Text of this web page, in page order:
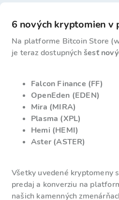
6 nových kryptomien v
Na platforme Bitcoin Store
je teraz dostupných šesť
Falcon Finance (FF)
OpenEden (EDEN)
Mira (MIRA)
Plasma (XPL)
Hemi (HEMI)
Aster (ASTER)
Všetky uvedené kryptomeny
predaj a konverziu na
našich kamenných